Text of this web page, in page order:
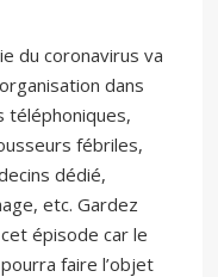
du coronavirus va
dans
téléphoniques,
fébriles,
dédié,
etc. Gardez
épisode car le
faire l’objet